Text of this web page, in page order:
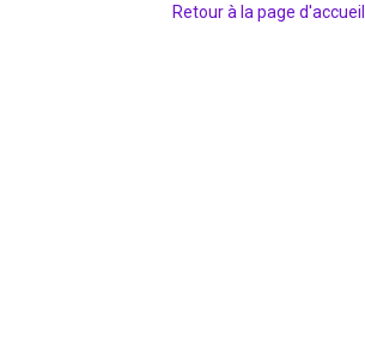
Retour à la page d'accueil